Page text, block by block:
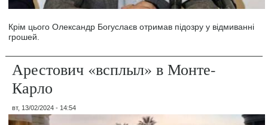
Крім цього Олександр Богуслаєв отримав підозру у відмиванні
грошей.
Арестович «всплыл» в Монте-
Карло
вт, 13/02/2024 - 14:54